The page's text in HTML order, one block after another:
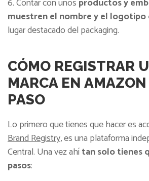
muestren el nombre y el logotipo
lugar destacado del packaging.
CÓMO REGISTRAR
MARCA EN AMAZON
PASO
Lo primero que tienes que hacer es
Brand Registry, es una plataforma
Central. Una vez ahítan solo tienes
pasos: